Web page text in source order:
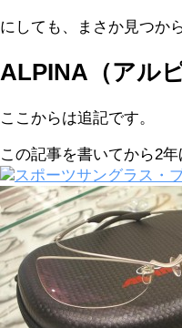
にしても、まさか見つか
ALPINA（アル
ここからは追記です。
この記事を書いてから2
スポーツサングラス・